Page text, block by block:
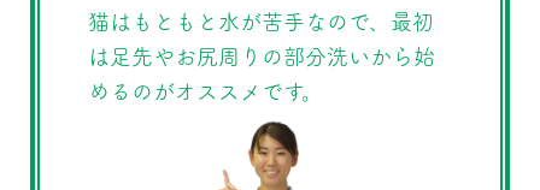
猫はもともと水が苦手なので、最初
は足先やお尻周りの部分洗いから始
めるのがオススメです。